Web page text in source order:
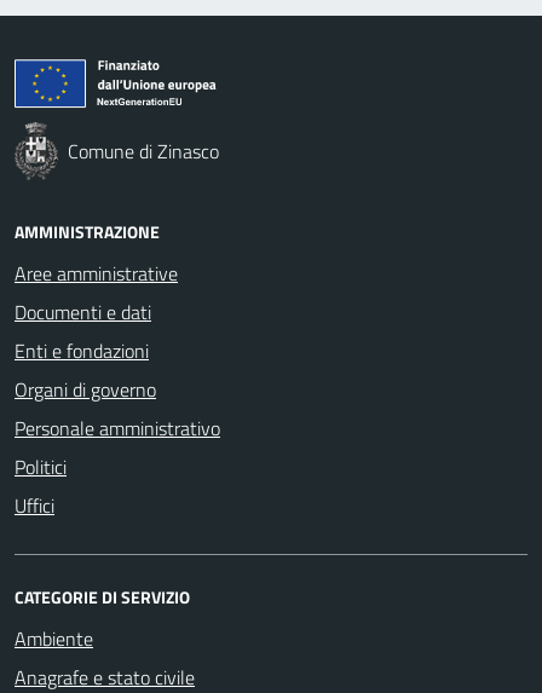
Comune di Zinasco
AMMINISTRAZIONE
Aree amministrative
Documenti e dati
Enti e fondazioni
Organi di governo
Personale amministrativo
Politici
Uffici
CATEGORIE DI SERVIZIO
Ambiente
Anagrafe e stato civile